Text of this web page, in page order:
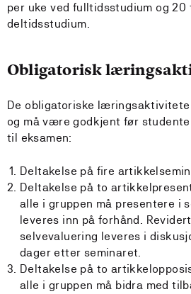
per uke ved fulltidsstudium og 20
deltidsstudium.
Obligatorisk
De obligatoriske
og må være godkjent før
til eksamen:
Deltakelse på fire
Deltakelse på to
alle i gruppen må presentere i
leveres inn på forhånd.
selvevaluering leveres i
dager etter seminaret.
Deltakelse på to
alle i gruppen må bidra med